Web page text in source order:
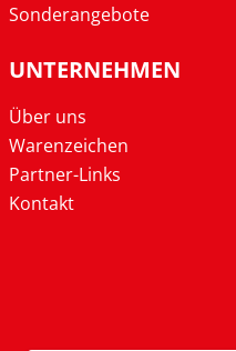
Sonderangebote
UNTERNEHMEN
Über uns
Warenzeichen
Partner-Links
Kontakt